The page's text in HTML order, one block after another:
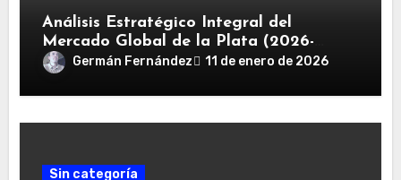
Análisis Estratégico Integral del
Mercado Global de la Plata (2026-
2030): Convergencia de Déficit
Estructural, Revolución Industrial
Tecnológica y Restricciones Geopolíticas
Germán Fernández 11 de enero de 2026
Sin categoría